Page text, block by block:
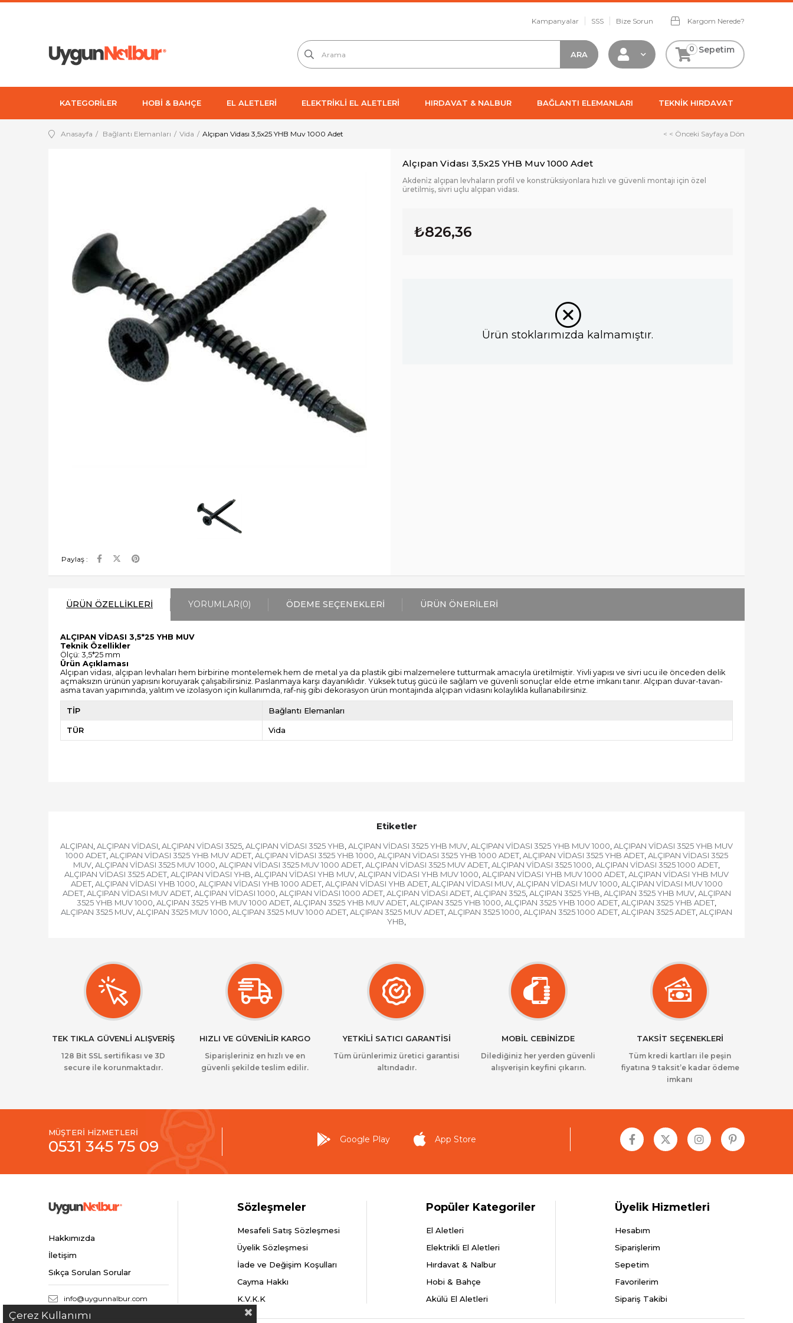
Kampanyalar SSS Bize Sorun Kargom Nerede?
Sepetim
0
KATEGORİLER HOBİ & BAHÇE EL ALETLERİ ELEKTRİKLİ EL ALETLERİ HIRDAVAT & NALBUR BAĞLANTI ELEMANLARI TEKNİK HIRDAVAT
Anasayfa Bağlantı Elemanları Vida Alçıpan Vidası 3,5x25 YHB Muv 1000 Adet < < Önceki Sayfaya Dön
Paylaş :
Alçıpan Vidası 3,5x25 YHB Muv 1000 Adet
Akdeni̇z alçıpan levhaların profil ve konstrüksiyonlara hızlı ve güvenli montajı için özel
üretilmiş, sivri uçlu alçıpan vidası.
₺826,36
Ürün stoklarımızda kalmamıştır.
ÜRÜN ÖZELLIKLERI YORUMLAR(0) ÖDEME SEÇENEKLERI ÜRÜN ÖNERILERI
ALÇIPAN VİDASI 3,5*25 YHB MUV
Teknik Özellikler
Ölçü: 3,5*25 mm
Ürün Açıklaması
Alçıpan vidası, alçıpan levhaları hem birbirine montelemek hem de metal ya da plastik gibi malzemelere tutturmak amacıyla üretilmiştir. Yivli yapısı ve sivri ucu ile önceden delik
açmaksızın ürünün yapısını koruyarak çalışabilirsiniz. Paslanmaya karşı dayanıklıdır. Yüksek tutuş gücü ile sağlam ve güvenli sonuçlar elde etme imkanı tanır. Alçıpan duvar-tavan-
asma tavan yapımında, yalıtım ve izolasyon için kullanımda, raf-niş gibi dekorasyon ürün montajında alçıpan vidasını kolaylıkla kullanabilirsiniz.
TİP Bağlantı Elemanları
TÜR Vida
Etiketler
ALÇIPAN, ALÇIPAN VİDASI, ALÇIPAN VİDASI 3525, ALÇIPAN VİDASI 3525 YHB, ALÇIPAN VİDASI 3525 YHB MUV, ALÇIPAN VİDASI 3525 YHB MUV 1000, ALÇIPAN VİDASI 3525 YHB MUV
1000 ADET, ALÇIPAN VİDASI 3525 YHB MUV ADET, ALÇIPAN VİDASI 3525 YHB 1000, ALÇIPAN VİDASI 3525 YHB 1000 ADET, ALÇIPAN VİDASI 3525 YHB ADET, ALÇIPAN VİDASI 3525
MUV, ALÇIPAN VİDASI 3525 MUV 1000, ALÇIPAN VİDASI 3525 MUV 1000 ADET, ALÇIPAN VİDASI 3525 MUV ADET, ALÇIPAN VİDASI 3525 1000, ALÇIPAN VİDASI 3525 1000 ADET,
ALÇIPAN VİDASI 3525 ADET, ALÇIPAN VİDASI YHB, ALÇIPAN VİDASI YHB MUV, ALÇIPAN VİDASI YHB MUV 1000, ALÇIPAN VİDASI YHB MUV 1000 ADET, ALÇIPAN VİDASI YHB MUV
ADET, ALÇIPAN VİDASI YHB 1000, ALÇIPAN VİDASI YHB 1000 ADET, ALÇIPAN VİDASI YHB ADET, ALÇIPAN VİDASI MUV, ALÇIPAN VİDASI MUV 1000, ALÇIPAN VİDASI MUV 1000
ADET, ALÇIPAN VİDASI MUV ADET, ALÇIPAN VİDASI 1000, ALÇIPAN VİDASI 1000 ADET, ALÇIPAN VİDASI ADET, ALÇIPAN 3525, ALÇIPAN 3525 YHB, ALÇIPAN 3525 YHB MUV, ALÇIPAN
3525 YHB MUV 1000, ALÇIPAN 3525 YHB MUV 1000 ADET, ALÇIPAN 3525 YHB MUV ADET, ALÇIPAN 3525 YHB 1000, ALÇIPAN 3525 YHB 1000 ADET, ALÇIPAN 3525 YHB ADET,
ALÇIPAN 3525 MUV, ALÇIPAN 3525 MUV 1000, ALÇIPAN 3525 MUV 1000 ADET, ALÇIPAN 3525 MUV ADET, ALÇIPAN 3525 1000, ALÇIPAN 3525 1000 ADET, ALÇIPAN 3525 ADET, ALÇIPAN
YHB,
TEK TIKLA GÜVENLİ ALIŞVERİŞ
128 Bit SSL sertifikası ve 3D
secure ile korunmaktadır.
HIZLI VE GÜVENİLİR KARGO
Siparişleriniz en hızlı ve en
güvenli şekilde teslim edilir.
YETKİLİ SATICI GARANTİSİ
Tüm ürünlerimiz üretici garantisi
altındadır.
MOBİL CEBİNİZDE
Dilediğiniz her yerden güvenli
alışverişin keyfini çıkarın.
TAKSİT SEÇENEKLERİ
Tüm kredi kartları ile peşin
fiyatına 9 taksit’e kadar ödeme
imkanı
MÜŞTERİ HİZMETLERİ
0531 345 75 09 Google Play App Store
Hakkımızda
İletişim
Sıkça Sorulan Sorular
info@uygunnalbur.com
Sözleşmeler
Mesafeli Satış Sözleşmesi
Üyelik Sözleşmesi
İade ve Değişim Koşulları
Cayma Hakkı
K.V.K.K
Popüler Kategoriler
El Aletleri
Elektrikli El Aletleri
Hırdavat & Nalbur
Hobi & Bahçe
Akülü El Aletleri
Üyelik Hizmetleri
Hesabım
Siparişlerim
Sepetim
Favorilerim
Sipariş Takibi
Çerez Kullanımı